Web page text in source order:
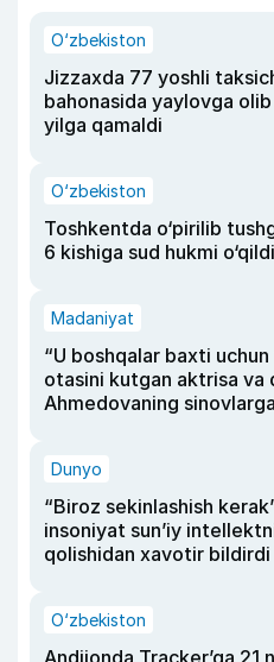
O‘zbekiston
Jizzaxda 77 yoshli
bahonasida yaylovga
yilga qamaldi
O‘zbekiston
Toshkentda o‘pirilib
6 kishiga sud hukmi o‘qildi
Madaniyat
“U boshqalar baxti
otasini kutgan aktrisa va
Ahmedovaning
Dunyo
“Biroz sekinlashish
insoniyat sun’iy
qolishidan xavotir bildirdi
O‘zbekiston
Andijonda Tracker’ga 21